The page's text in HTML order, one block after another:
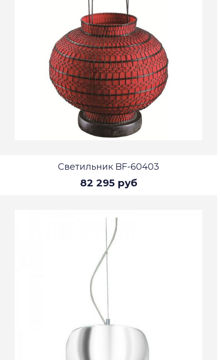
Светильник BF-60403
82 295 руб